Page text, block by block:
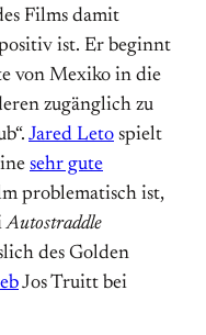
Films damit
ist. Er beginnt
von Mexiko in die
zugänglich zu
Jared Leto spielt
sehr gute
problematisch ist,
Autostraddle
des Golden
Jos Truitt bei